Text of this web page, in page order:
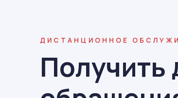
ДИСТАНЦИОННОЕ
Получить